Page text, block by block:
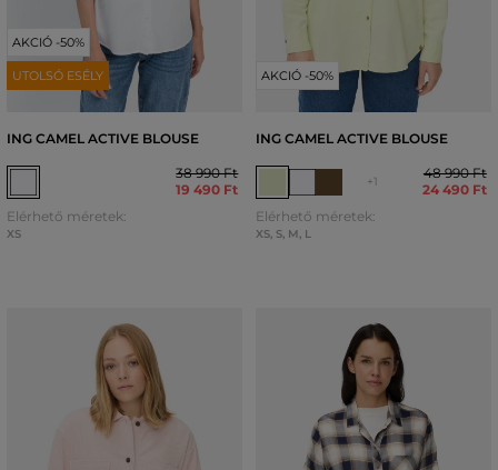
AKCIÓ -50%
UTOLSÓ ESÉLY
ING CAMEL ACTIVE BLOUSE
38 990 Ft
19 490 Ft
Elérhető méretek:
XS
AKCIÓ -50%
ING CAMEL ACTIVE BLOUSE
+1
48 990 Ft
24 490 Ft
Elérhető méretek:
XS, S, M, L